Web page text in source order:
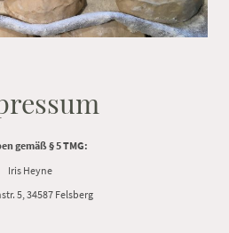
gemäß § 5 TMG:
Iris Heyne
5, 34587 Felsberg